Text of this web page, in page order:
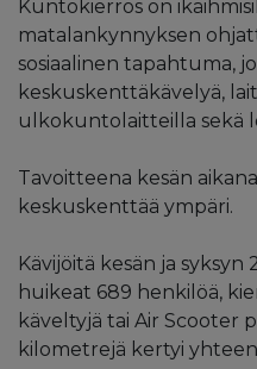
Kuntokierros on
matalankynnyksen
sosiaalinen tapahtuma,
keskuskenttäkävelyä,
ulkokuntolaitteilla sekä
Tavoitteena kesän
keskuskenttää ympäri.
Kävijöitä kesän ja syksyn
huikeat 689 henkilöä,
käveltyjä tai Air
kilometrejä kertyi